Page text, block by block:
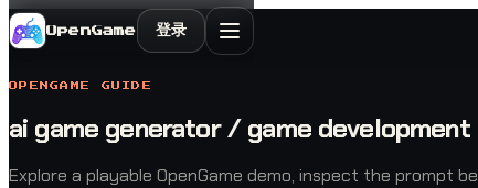
OpenGame 登录
OPENGAME GUIDE
ai game generator / game
Explore a playable OpenGame demo, inspect the prompt